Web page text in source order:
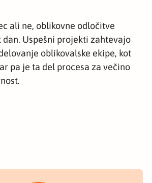
ali ne, oblikovne odločitve
dan. Uspešni projekti zahtevajo
oblikovalske ekipe, kot
pa je ta del procesa za večino